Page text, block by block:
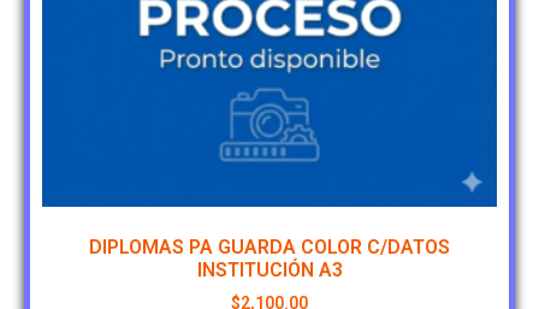
DIPLOMAS PA GUARDA COLOR C/DATOS
INSTITUCIÓN A3
$2,100.00